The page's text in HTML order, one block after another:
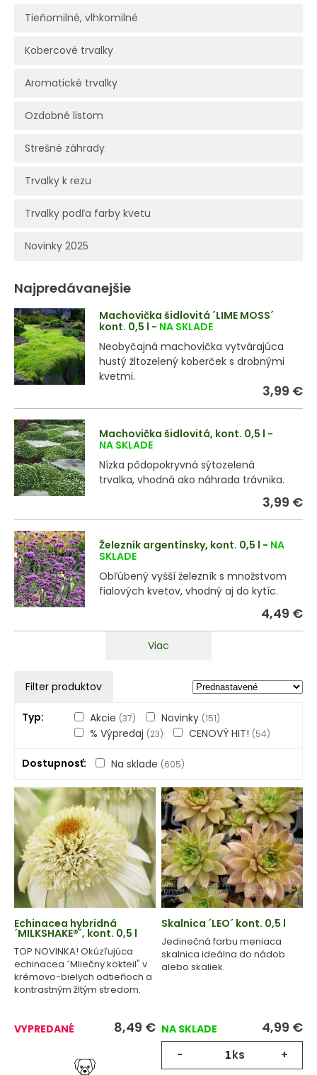
Tieňomilné, vlhkomilné
Kobercové trvalky
Aromatické trvalky
Ozdobné listom
Strešné záhrady
Trvalky k rezu
Trvalky podľa farby kvetu
Novinky 2025
Najpredávanejšie
Machovička šidlovitá ´LIME MOSS´
kont. 0,5 l - NA SKLADE
Neobyčajná machovička vytvárajúca
hustý žltozelený koberček s drobnými
kvetmi.
3,99 €
Machovička šidlovitá, kont. 0,5 l -
NA SKLADE
Nízka pôdopokryvná sýtozelená
trvalka, vhodná ako náhrada trávnika.
3,99 €
Železník argentínsky, kont. 0,5 l - NA
SKLADE
Obľúbený vyšší železník s množstvom
fialových kvetov, vhodný aj do kytíc.
4,49 €
Viac
Filter produktov
Typ Akcie (37) Novinky (151)
% Výpredaj (23) CENOVÝ HIT! (54)
Dostupnosť Na sklade (605)
Echinacea hybridná
´MILKSHAKE®´, kont. 0,5 l
TOP NOVINKA! Okúzľujúca
echinacea ´Mliečny kokteil" v
krémovo-bielych odtieňoch a
kontrastným žltým stredom.
VYPREDANÉ 8,49 €
Skalnica ´LEO´ kont. 0,5 l
Jedinečná farbu meniaca
skalnica ideálna do nádob
alebo skaliek.
NA SKLADE 4,99 €
- ks +